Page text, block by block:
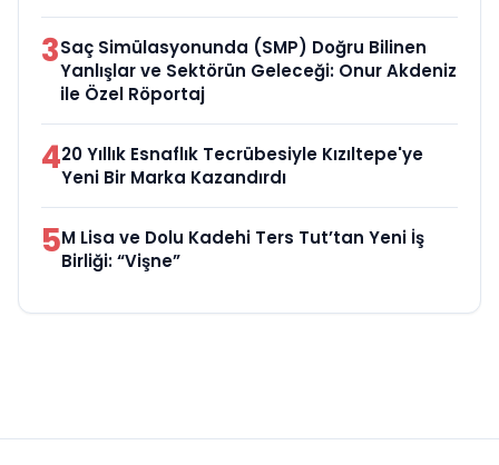
3Saç Simülasyonunda (SMP) Doğru Bilinen
Yanlışlar ve Sektörün Geleceği: Onur Akdeniz
ile Özel Röportaj
420 Yıllık Esnaflık Tecrübesiyle Kızıltepe'ye
Yeni Bir Marka Kazandırdı
5M Lisa ve Dolu Kadehi Ters Tut’tan Yeni İş
Birliği: “Vişne”